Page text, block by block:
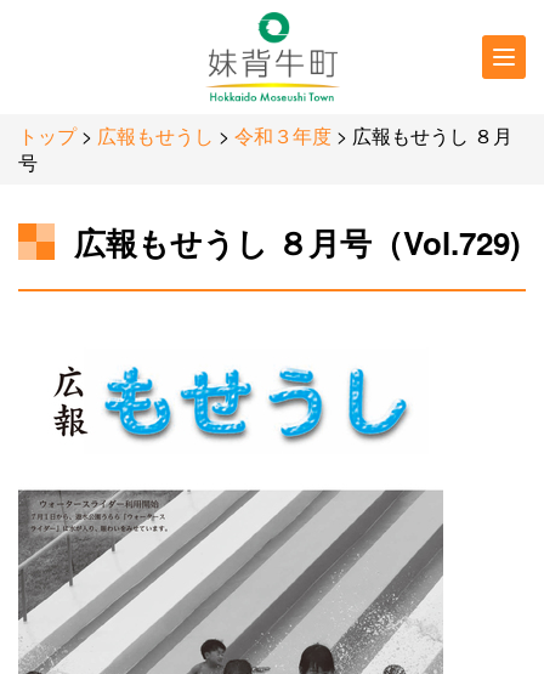
トップ> 広報もせうし > 令和３年度 > 広報もせうし ８月
号
広報もせうし ８月号（Vol.729)